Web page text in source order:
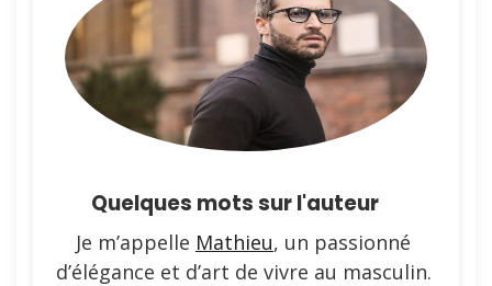
Quelques mots sur l'auteur
Je m’appelle Mathieu, un passionné
d’élégance et d’art de vivre au masculin.